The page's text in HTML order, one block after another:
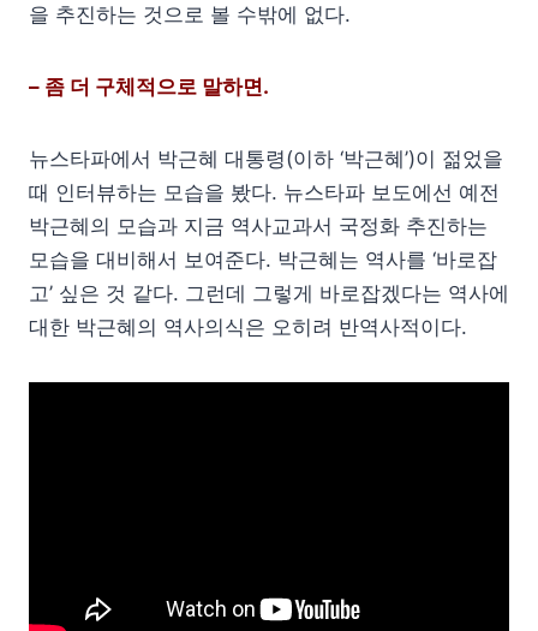
을 추진하는 것으로 볼 수밖에 없다.
– 좀 더 구체적으로 말하면.
뉴스타파에서 박근혜 대통령(이하 ‘박근혜’)이 젊었을
때 인터뷰하는 모습을 봤다. 뉴스타파 보도에선 예전
박근혜의 모습과 지금 역사교과서 국정화 추진하는
모습을 대비해서 보여준다. 박근혜는 역사를 ‘바로잡
고’ 싶은 것 같다. 그런데 그렇게 바로잡겠다는 역사에
대한 박근혜의 역사의식은 오히려 반역사적이다.